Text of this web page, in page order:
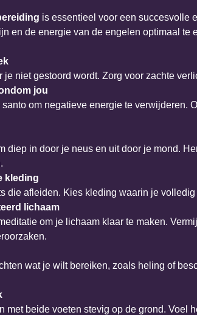
is essentieel voor een succesvolle
en de energie van de engelen optimaal te
je niet gestoord wordt. Zorg voor zachte
jou
om negatieve energie te verwijderen.
diep in door je neus en uit door je mond.
kleding
die afleiden. Kies kleding waarin je
lichaam
om je lichaam klaar te maken.
wat je wilt bereiken, zoals heling of
met beide voeten stevig op de grond. Voel